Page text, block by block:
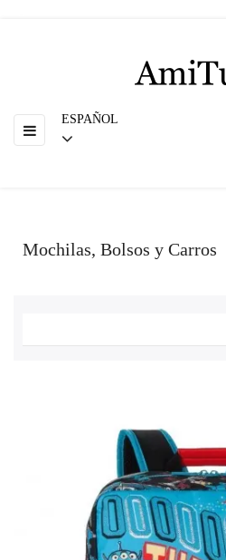
Navegación
de
☰
ESPAÑOL
Mochilas, Bolsos y Carros